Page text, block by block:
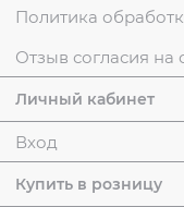
Политика
Отзыв согласия
Личный кабинет
Вход
Купить в розницу